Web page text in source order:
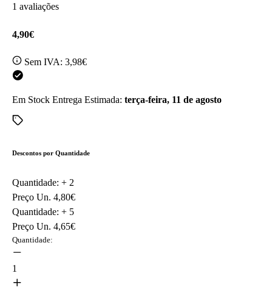
1 avaliações
4,90€
Sem IVA: 3,98€
Em Stock Entrega Estimada: terça-feira, 11 de agosto
Descontos por Quantidade
Quantidade: + 2
Preço Un. 4,80€
Quantidade: + 5
Preço Un. 4,65€
Quantidade:
1